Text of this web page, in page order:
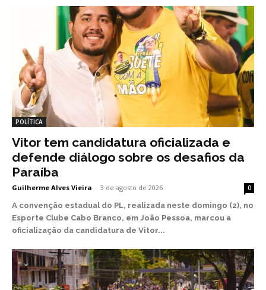
POLÍTICA
Vitor tem candidatura oficializada e
defende diálogo sobre os desafios da
Paraíba
Guilherme Alves Vieira - 3 de agosto de 2026 0
A convenção estadual do PL, realizada neste domingo (2), no
Esporte Clube Cabo Branco, em João Pessoa, marcou a
oficialização da candidatura de Vitor...